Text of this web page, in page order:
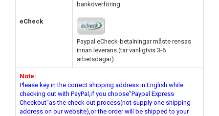
banköverföring.
eCheck
Paypal eCheck-betalningar måste rensas
innan leverans.(tar vanligtvis 3-6
arbetsdagar)
Note:
Please key in the correct shipping address in English while
checking out with PayPal,if you choose"Paypal Express
Checkout"as the check out process(not supply one shipping
address on our website),or the order will be shipped to your